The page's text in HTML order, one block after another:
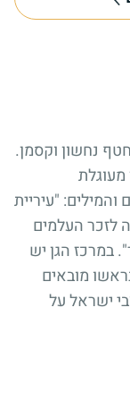
נחשון וקסמן.
מעוגלת
"עיריית
לזכר העלמים
במרכז הגן יש
מובאים
ישראל על